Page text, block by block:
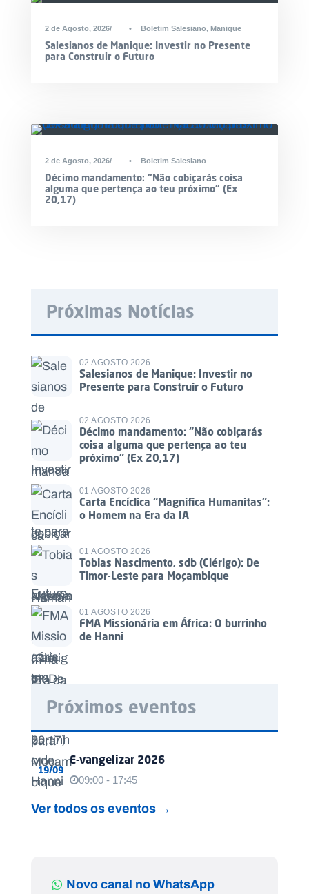
2 de Agosto, 2026 • Boletim Salesiano, Manique
Salesianos de Manique: Investir no Presente
para Construir o Futuro
2 de Agosto, 2026 • Boletim Salesiano
Décimo mandamento: “Não cobiçarás coisa
alguma que pertença ao teu próximo” (Ex
20,17)
Próximas Notícias
02 AGOSTO 2026
Salesianos de Manique: Investir no
Presente para Construir o Futuro
02 AGOSTO 2026
Décimo mandamento: “Não cobiçarás
coisa alguma que pertença ao teu
próximo” (Ex 20,17)
01 AGOSTO 2026
Carta Encíclica “Magnifica Humanitas”:
o Homem na Era da IA
01 AGOSTO 2026
Tobias Nascimento, sdb (Clérigo): De
Timor-Leste para Moçambique
01 AGOSTO 2026
FMA Missionária em África: O burrinho
de Hanni
Próximos eventos
19/09
E-vangelizar 2026
09:00 - 17:45
Ver todos os eventos →
Novo canal no WhatsApp